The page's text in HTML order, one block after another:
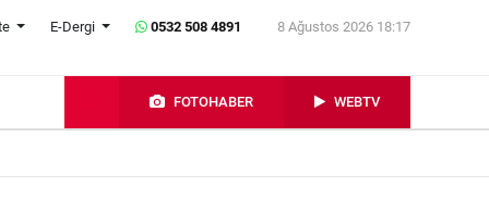
E-Dergi 0532 508 4891 8 Ağustos 2026 18:17
FOTOHABER WEBTV